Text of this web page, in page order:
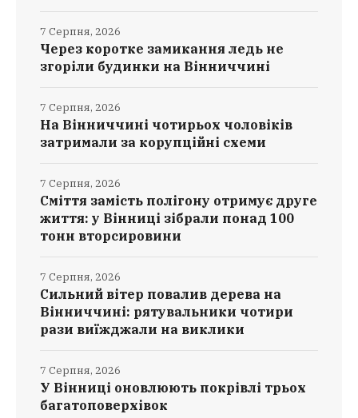
Через коротке замикання ледь не
згоріли будинки на Вінниччині
7 Серпня, 2026
На Вінниччині чотирьох чоловіків
затримали за корупційні схеми
7 Серпня, 2026
Сміття замість полігону отримує друге
життя: у Вінниці зібрали понад 100
тонн вторсировини
7 Серпня, 2026
Сильний вітер повалив дерева на
Вінниччині: рятувальники чотири
рази виїжджали на виклики
7 Серпня, 2026
У Вінниці оновлюють покрівлі трьох
багатоповерхівок
7 Серпня, 2026